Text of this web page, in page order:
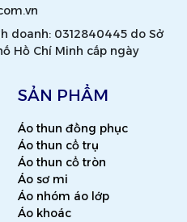
doanh: 0312840445 do Sở
Hồ Chí Minh cấp ngày
SẢN PHẨM
Áo thun đồng phục
Áo thun cổ trụ
Áo thun cổ tròn
Áo sơ mi
Áo nhóm áo lớp
Áo khoác